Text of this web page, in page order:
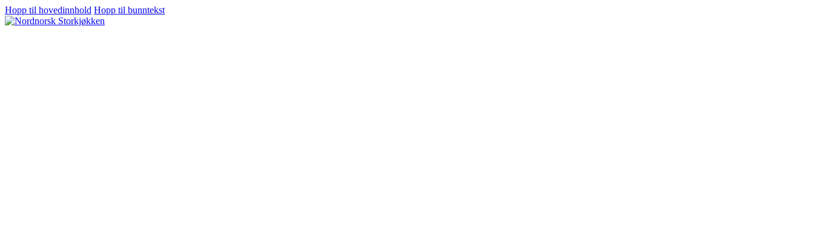
Hopp til hovedinnhold Hopp til bunntekst